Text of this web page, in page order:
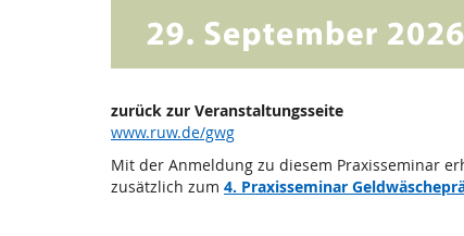
zurück zur Veranstaltungsseite
www.ruw.de/gwg
Mit der Anmeldung zu diesem Praxisseminar
zusätzlich zum 4. Praxisseminar